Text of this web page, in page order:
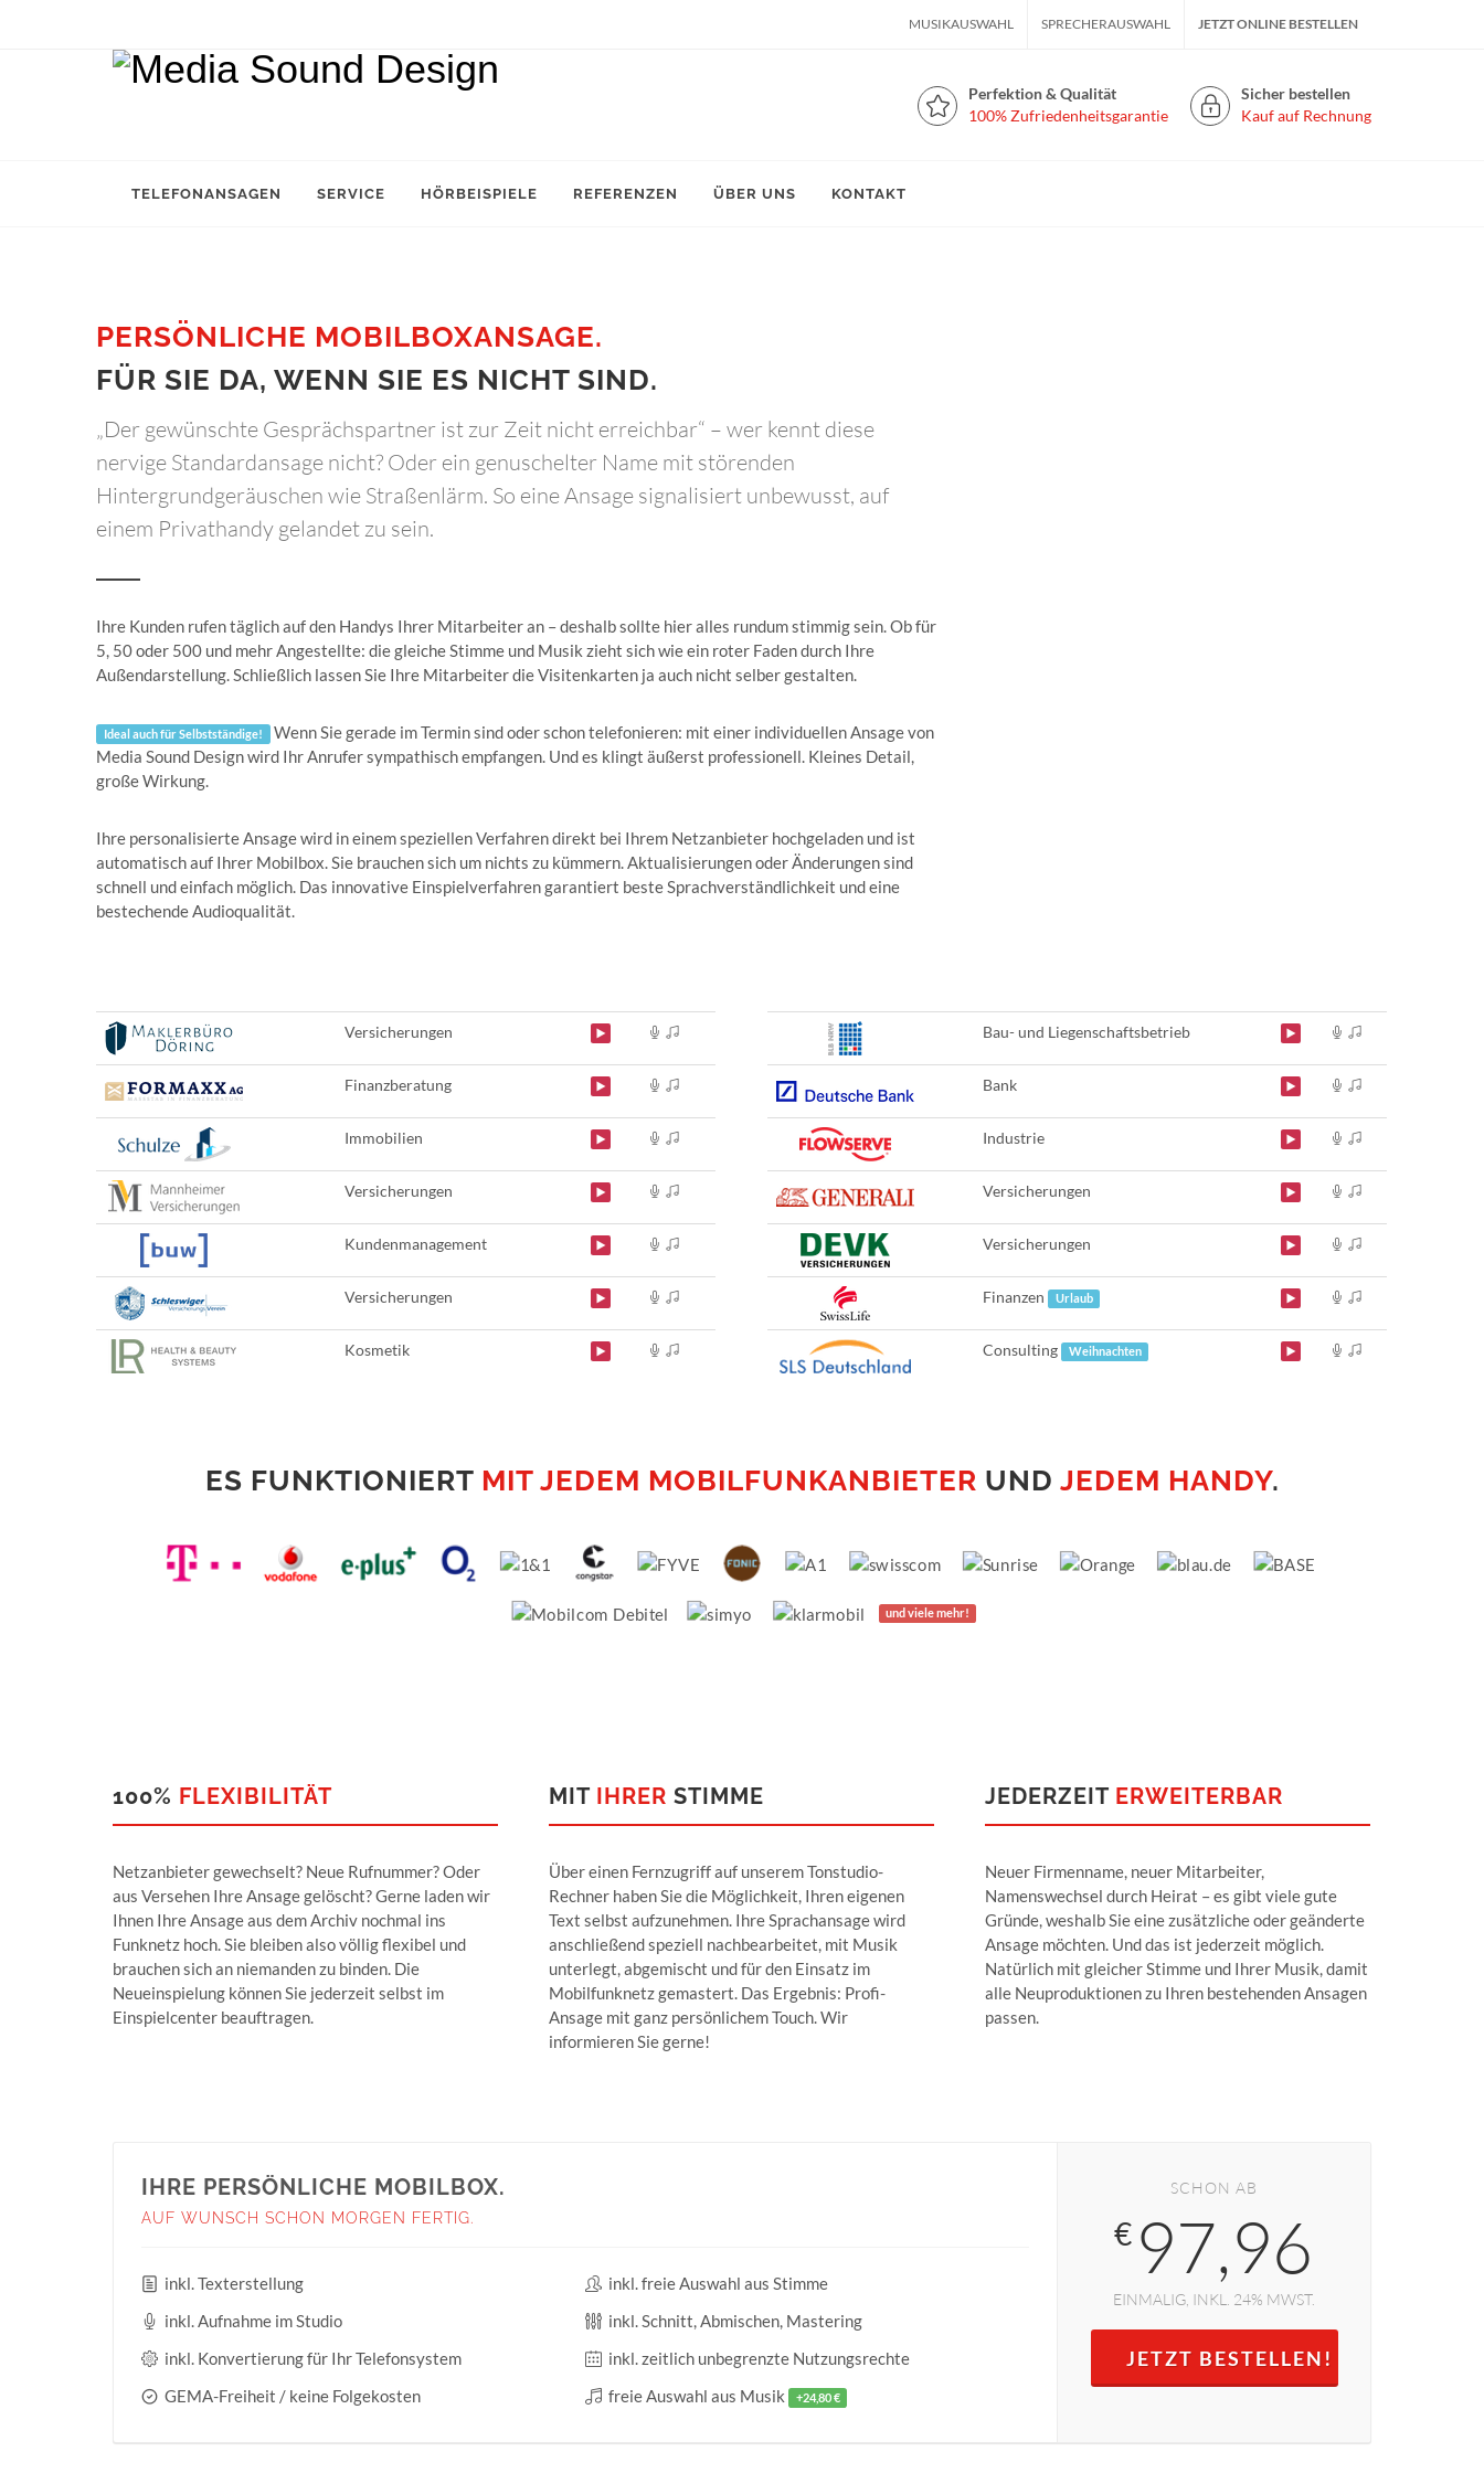
MUSIKAUSWAHL SPRECHERAUSWAHL JETZT ONLINE BESTELLEN
Perfektion & Qualität
100% Zufriedenheitsgarantie
Sicher bestellen
Kauf auf Rechnung
TELEFONANSAGEN SERVICE HÖRBEISPIELE REFERENZEN ÜBER UNS KONTAKT
PERSÖNLICHE MOBILBOXANSAGE.
FÜR SIE DA, WENN SIE ES NICHT SIND.
„Der gewünschte Gesprächspartner ist zur Zeit nicht erreichbar“ – wer kennt diese
nervige Standardansage nicht? Oder ein genuschelter Name mit störenden
Hintergrundgeräuschen wie Straßenlärm. So eine Ansage signalisiert unbewusst, auf
einem Privathandy gelandet zu sein.
Ihre Kunden rufen täglich auf den Handys Ihrer Mitarbeiter an – deshalb sollte hier alles rundum stimmig sein. Ob für
5, 50 oder 500 und mehr Angestellte: die gleiche Stimme und Musik zieht sich wie ein roter Faden durch Ihre
Außendarstellung. Schließlich lassen Sie Ihre Mitarbeiter die Visitenkarten ja auch nicht selber gestalten.
Ideal auch für Selbstständige! Wenn Sie gerade im Termin sind oder schon telefonieren: mit einer individuellen Ansage von
Media Sound Design wird Ihr Anrufer sympathisch empfangen. Und es klingt äußerst professionell. Kleines Detail,
große Wirkung.
Ihre personalisierte Ansage wird in einem speziellen Verfahren direkt bei Ihrem Netzanbieter hochgeladen und ist
automatisch auf Ihrer Mobilbox. Sie brauchen sich um nichts zu kümmern. Aktualisierungen oder Änderungen sind
schnell und einfach möglich. Das innovative Einspielverfahren garantiert beste Sprachverständlichkeit und eine
bestechende Audioqualität.
Versicherungen
Finanzberatung
Immobilien
Versicherungen
Kundenmanagement
Versicherungen
Kosmetik
Bau- und Liegenschaftsbetrieb
Bank
Industrie
Versicherungen
Versicherungen
Finanzen Urlaub
Consulting Weihnachten
ES FUNKTIONIERT MIT JEDEM MOBILFUNKANBIETER UND JEDEM HANDY.
und viele mehr!
100% FLEXIBILITÄT
Netzanbieter gewechselt? Neue Rufnummer? Oder
aus Versehen Ihre Ansage gelöscht? Gerne laden wir
Ihnen Ihre Ansage aus dem Archiv nochmal ins
Funknetz hoch. Sie bleiben also völlig flexibel und
brauchen sich an niemanden zu binden. Die
Neueinspielung können Sie jederzeit selbst im
Einspielcenter beauftragen.
MIT IHRER STIMME
Über einen Fernzugriff auf unserem Tonstudio-
Rechner haben Sie die Möglichkeit, Ihren eigenen
Text selbst aufzunehmen. Ihre Sprachansage wird
anschließend speziell nachbearbeitet, mit Musik
unterlegt, abgemischt und für den Einsatz im
Mobilfunknetz gemastert. Das Ergebnis: Profi-
Ansage mit ganz persönlichem Touch. Wir
informieren Sie gerne!
JEDERZEIT ERWEITERBAR
Neuer Firmenname, neuer Mitarbeiter,
Namenswechsel durch Heirat – es gibt viele gute
Gründe, weshalb Sie eine zusätzliche oder geänderte
Ansage möchten. Und das ist jederzeit möglich.
Natürlich mit gleicher Stimme und Ihrer Musik, damit
alle Neuproduktionen zu Ihren bestehenden Ansagen
passen.
IHRE PERSÖNLICHE MOBILBOX.
AUF WUNSCH SCHON MORGEN FERTIG.
inkl. Texterstellung
inkl. freie Auswahl aus Stimme
inkl. Aufnahme im Studio
inkl. Schnitt, Abmischen, Mastering
inkl. Konvertierung für Ihr Telefonsystem
inkl. zeitlich unbegrenzte Nutzungsrechte
GEMA-Freiheit / keine Folgekosten
freie Auswahl aus Musik +24,80 €
SCHON AB
€ 97,96
EINMALIG, INKL. 24% MWST.
JETZT BESTELLEN!